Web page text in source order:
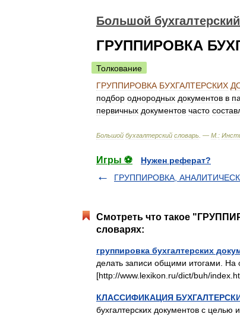
Большой
ГРУППИРОВКА
Толкование
ГРУППИРОВКА БУХГАЛТЕРСКИХ
подбор однородных документов в
первичных документов часто
Большой бухгалтерский словарь . — М :
Игры ⚽
Нужен реферат?
ГРУППИРОВКА,
Смотреть что такое
словарях:
группировка бухгалтерских
делать записи общими итогами. На
[http://www.lexikon.ru/dict/buh/
КЛАССИФИКАЦИЯ
бухгалтерских документов с целью